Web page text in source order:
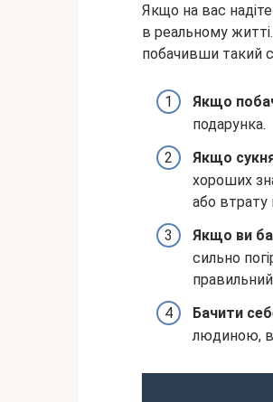
Якщо на вас
в реальному
побачивши такий
Якщо
подарунка.
Якщо
хороших
або втрату
Якщо ви
сильно
Бачити
людиною,